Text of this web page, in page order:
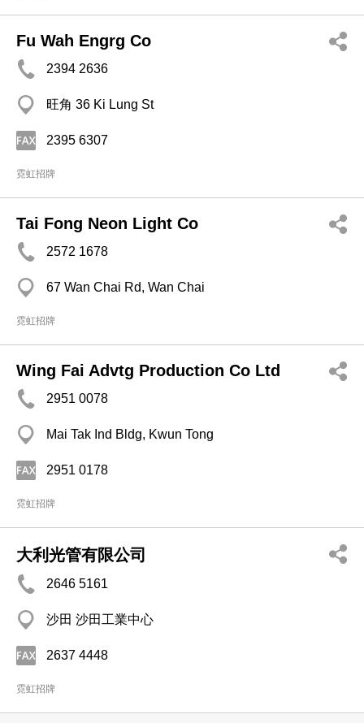
Fu Wah Engrg Co
2394 2636
旺角 36 Ki Lung St
2395 6307
霓虹招牌
Tai Fong Neon Light Co
2572 1678
67 Wan Chai Rd, Wan Chai
霓虹招牌
Wing Fai Advtg Production Co Ltd
2951 0078
Mai Tak Ind Bldg, Kwun Tong
2951 0178
霓虹招牌
大利光管有限公司
2646 5161
沙田 沙田工業中心
2637 4448
霓虹招牌